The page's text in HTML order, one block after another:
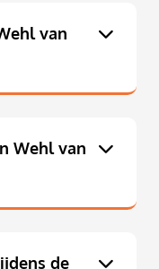
van
Wehl van
de